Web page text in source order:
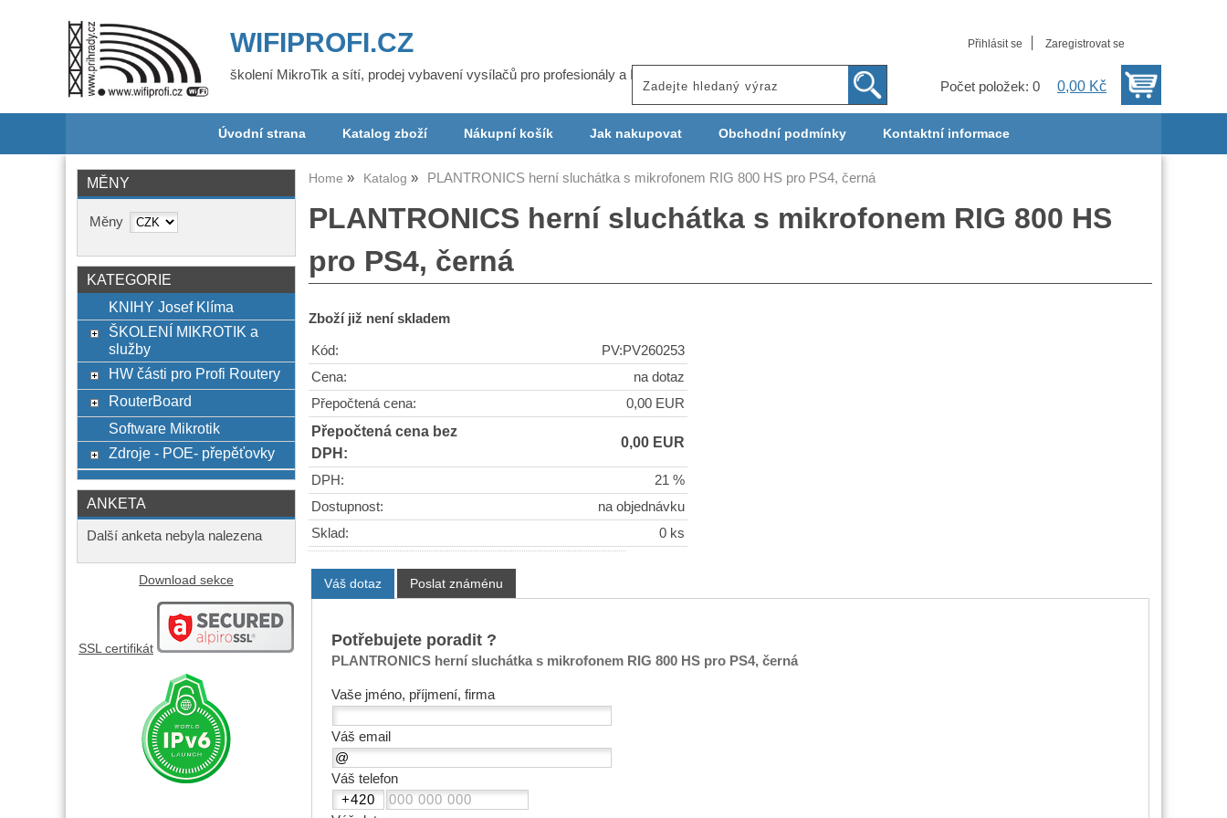
Přihlásit se Zaregistrovat se
Počet položek: 0 0,00 Kč
WIFIPROFI.CZ
školení MikroTik a sítí, prodej vybavení vysílačů pro profesionály a ISP
Úvodní strana Katalog zboží Nákupní košík Jak nakupovat Obchodní podmínky Kontaktní informace
Home Katalog PLANTRONICS herní sluchátka s mikrofonem RIG 800 HS pro PS4, černá
PLANTRONICS herní sluchátka s mikrofonem RIG 800 HS
pro PS4, černá
Zboží již není skladem
Kód:
PV:PV260253
Cena:
na dotaz
Přepočtená cena:
0,00 EUR
Přepočtená cena bez
DPH:
0,00 EUR
DPH:
21 %
Dostupnost:
na objednávku
Sklad:
0 ks
Váš dotaz Poslat známénu
Potřebujete poradit ?
PLANTRONICS herní sluchátka s mikrofonem RIG 800 HS pro PS4, černá
Vaše jméno, příjmení, firma
Váš email
Váš telefon
MĚNY
Měny
KATEGORIE
KNIHY Josef Klíma
ŠKOLENÍ MIKROTIK a
služby
HW části pro Profi Routery
RouterBoard
Software Mikrotik
Zdroje - POE- přepěťovky
ANKETA
Další anketa nebyla nalezena
Download sekce
SSL certifikát